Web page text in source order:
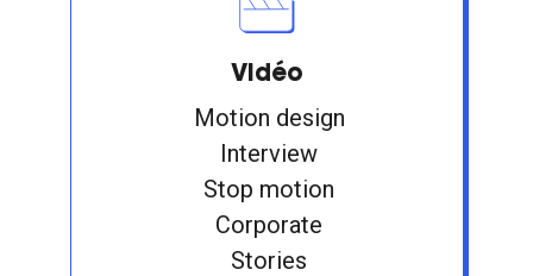
Vidéo
Motion design
Interview
Stop motion
Corporate
Stories